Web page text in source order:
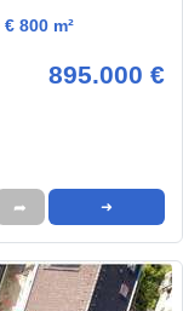
800 m²
895.000 €
➦ ➜